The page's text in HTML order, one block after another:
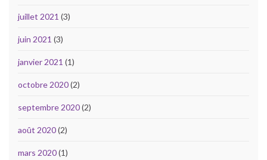
juillet 2021 (3)
juin 2021 (3)
janvier 2021 (1)
octobre 2020(2)
septembre 2020(2)
août 2020(2)
mars 2020(1)